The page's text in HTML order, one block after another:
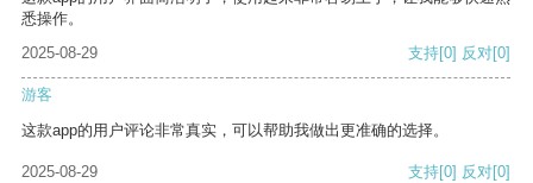
悉操作。
2025-08-29
支持[0] 反对[0]
游客
这款app的用户评论非常真实，可以帮助我做出更准确的选择。
2025-08-29 支持[0] 反对[0]